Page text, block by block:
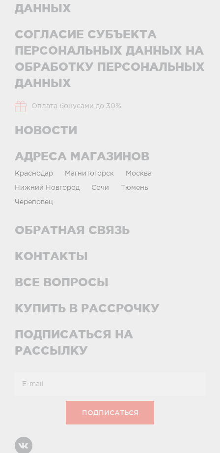
ДАННЫХ
СОГЛАСИЕ СУБЪЕКТА
ПЕРСОНАЛЬНЫХ ДАННЫХ НА
ОБРАБОТКУ ПЕРСОНАЛЬНЫХ
ДАННЫХ
Оплата бонусами до 30%
НОВОСТИ
АДРЕСА МАГАЗИНОВ
Краснодар Магнитогорск Москва
Нижний Новгород Сочи Тюмень
Череповец
ОБРАТНАЯ СВЯЗЬ
КОНТАКТЫ
ВСЕ ВОПРОСЫ
КУПИТЬ В РАССРОЧКУ
ПОДПИСАТЬСЯ НА
РАССЫЛКУ